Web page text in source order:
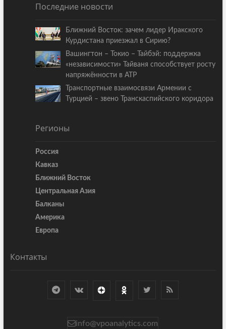
Последние новости
Ближний Восток: зачем лидер Иракского
Курдистана приезжал в Сирию?
Вашингтон – Токио – Тайбэй: поддержка
«независимости» Тайваня способствует росту
напряжённости в АТР
Транспортные взаимосвязи Армении с
Турцией – звено Транскаспийского коридора
Регионы
Россия
Кавказ
Ближний Восток
Центральная Азия
Балканы
Америка
Европа
Контакты
info@vpoanalytics.com